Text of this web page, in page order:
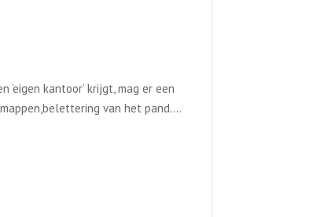
kantoor’ krijgt, mag er een
van het pand….